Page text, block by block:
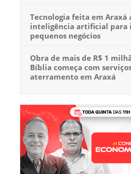
Tecnologia feita em Araxá
inteligência artificial para
pequenos negócios
Obra de mais de R$ 1
Bíblia começa com
aterramento em Araxá